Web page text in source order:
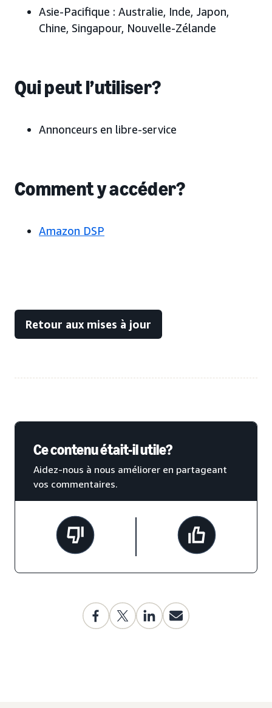
Asie-Pacifique : Australie, Inde, Japon,
Chine, Singapour, Nouvelle-Zélande
Qui peut l’utiliser?
Annonceurs en libre-service
Comment y accéder?
Amazon DSP
Retour aux mises à jour
Ce contenu était-il utile?
Aidez-nous à nous améliorer en partageant
vos commentaires.